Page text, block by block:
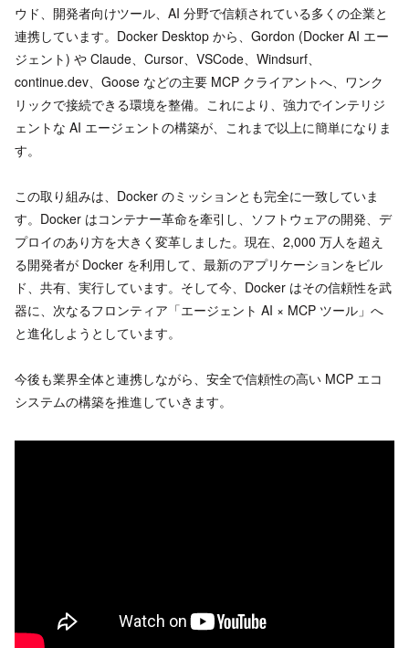
ウド、開発者向けツール、AI 分野で信頼されている多くの企業と
連携しています。Docker Desktop から、Gordon (Docker AI エー
ジェント) や Claude、Cursor、VSCode、Windsurf、
continue.dev、Goose などの主要 MCP クライアントへ、ワンク
リックで接続できる環境を整備。これにより、強力でインテリジ
ェントな AI エージェントの構築が、これまで以上に簡単になりま
す。
この取り組みは、Docker のミッションとも完全に一致していま
す。Docker はコンテナー革命を牽引し、ソフトウェアの開発、デ
プロイのあり方を大きく変革しました。現在、2,000 万人を超え
る開発者が Docker を利用して、最新のアプリケーションをビル
ド、共有、実行しています。そして今、Docker はその信頼性を武
器に、次なるフロンティア「エージェント AI × MCP ツール」へ
と進化しようとしています。
今後も業界全体と連携しながら、安全で信頼性の高い MCP エコ
システムの構築を推進していきます。